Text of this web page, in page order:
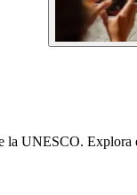
UNESCO.